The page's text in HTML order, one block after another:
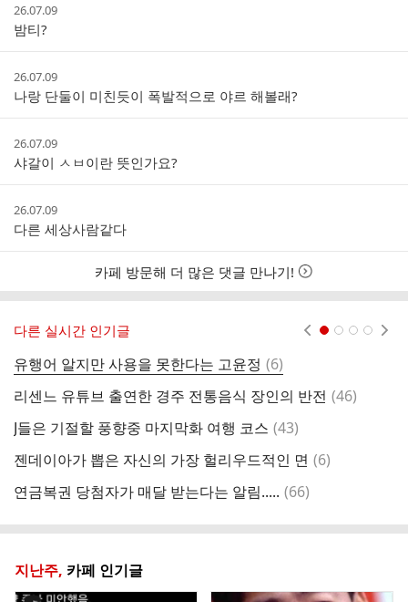
작
성
시
간
26.07.09
밤티?
작
성
시
간
26.07.09
나랑 단둘이 미친듯이 폭발적으로 야르 해볼래?
작
성
시
간
26.07.09
샤갈이 ㅅㅂ이란 뜻인가요?
작
성
시
간
26.07.09
다른 세상사람같다
카페 방문해 더 많은 댓글 만나기!
다른 실시간 인기글
유행어 알지만 사용을 못한다는 고윤정 댓
글
(6)
리센느 유튜브 출연한 경주 전통음식 장인의 반전 댓
(46)
J들은 기절할 풍향중 마지막화 여행 코스 댓
(43)
젠데이아가 뽑은 자신의 가장 헐리우드적인 면 댓
(6)
연금복권 당첨자가 매달 받는다는 알림..... 댓
(66)
지난주, 카페 인기글